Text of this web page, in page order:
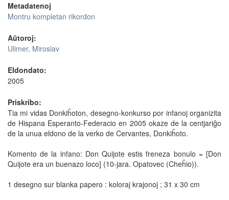
Metadatenoj
Montru kompletan rikordon
Aŭtoroj:
Ulimer, Miroslav
Eldondato:
2005
Priskribo:
Tia mi vidas Donkiĥoton, desegno-konkurso por infanoj organizita
de Hispana Esperanto-Federacio en 2005 okaze de la centjariĝo
de la unua eldono de la verko de Cervantes, Donkiĥoto.
Komento de la infano: Don Quijote estis freneza bonulo = [Don
Quijote era un buenazo loco] (10-jara. Opatovec (Cheĥio)).
1 desegno sur blanka papero : koloraj krajonoj ; 31 x 30 cm